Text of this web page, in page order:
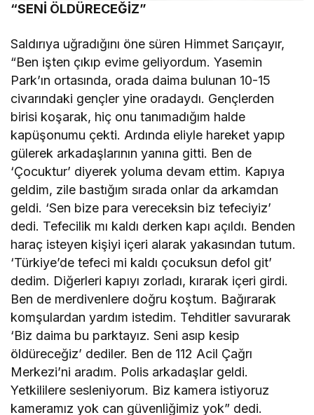
“SENİ ÖLDÜRECEĞİZ”
Saldırıya uğradığını öne süren Himmet Sarıçayır,
“Ben işten çıkıp evime geliyordum. Yasemin
Park’ın ortasında, orada daima bulunan 10-15
civarındaki gençler yine oradaydı. Gençlerden
birisi koşarak, hiç onu tanımadığım halde
kapüşonumu çekti. Ardında eliyle hareket yapıp
gülerek arkadaşlarının yanına gitti. Ben de
‘Çocuktur’ diyerek yoluma devam ettim. Kapıya
geldim, zile bastığım sırada onlar da arkamdan
geldi. ‘Sen bize para vereceksin biz tefeciyiz’
dedi. Tefecilik mı kaldı derken kapı açıldı. Benden
haraç isteyen kişiyi içeri alarak yakasından tutum.
‘Türkiye’de tefeci mi kaldı çocuksun defol git’
dedim. Diğerleri kapıyı zorladı, kırarak içeri girdi.
Ben de merdivenlere doğru koştum. Bağırarak
komşulardan yardım istedim. Tehditler savurarak
‘Biz daima bu parktayız. Seni asıp kesip
öldüreceğiz’ dediler. Ben de 112 Acil Çağrı
Merkezi’ni aradım. Polis arkadaşlar geldi.
Yetkililere sesleniyorum. Biz kamera istiyoruz
kameramız yok can güvenliğimiz yok” dedi.